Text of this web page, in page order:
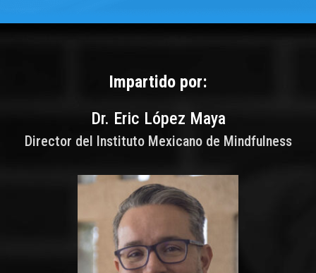
Impartido por:
Dr. Eric López Maya
Director del Instituto Mexicano de Mindfulness